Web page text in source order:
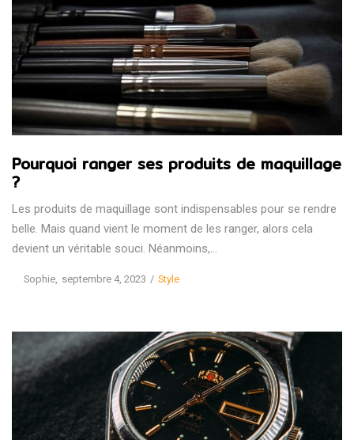
Pourquoi ranger ses produits de maquillage
?
Les produits de maquillage sont indispensables pour se rendre
belle. Mais quand vient le moment de les ranger, alors cela
devient un véritable souci. Néanmoins,…
bySophie Posted
septembre 4, 2023
Posted
Style